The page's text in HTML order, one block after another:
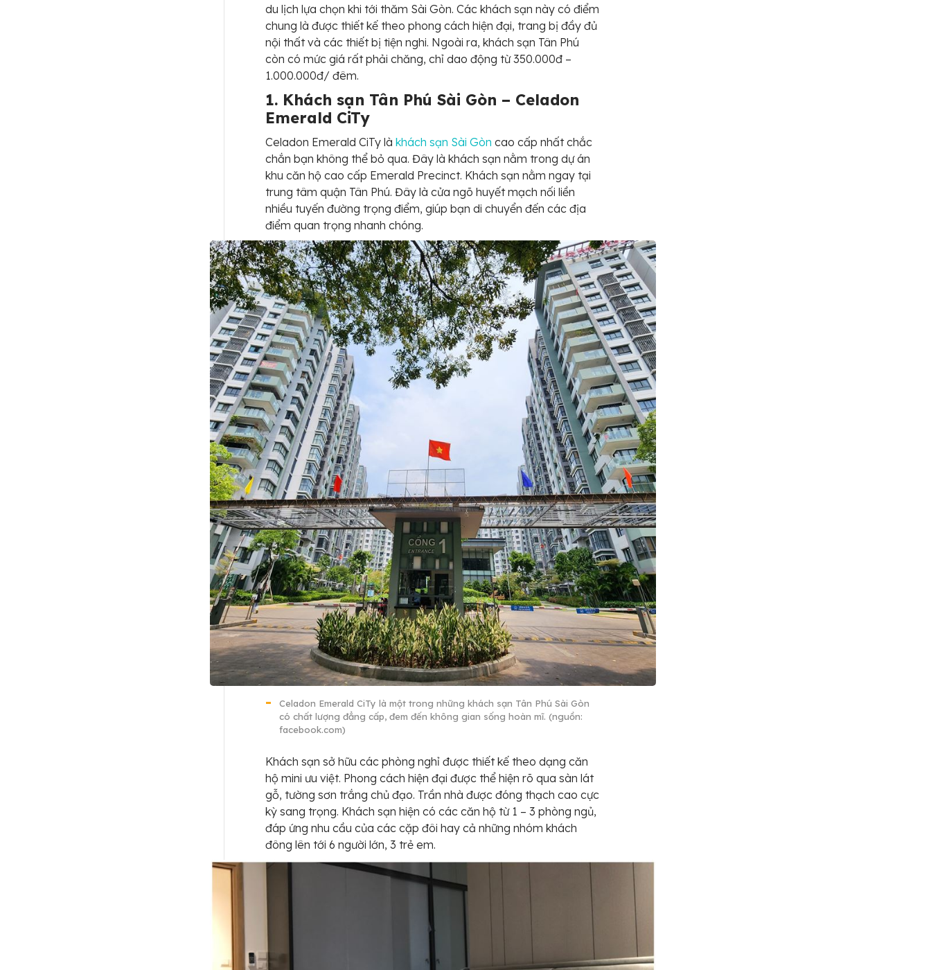
du lịch lựa chọn khi tới thăm Sài Gòn. Các khách sạn này có điểm
chung là được thiết kế theo phong cách hiện đại, trang bị đầy đủ
nội thất và các thiết bị tiện nghi. Ngoài ra, khách sạn Tân Phú
còn có mức giá rất phải chăng, chỉ dao động từ 350.000đ –
1.000.000đ/ đêm.
1. Khách sạn Tân Phú Sài Gòn – Celadon
Emerald CiTy
Celadon Emerald CiTy là khách sạn Sài Gòn cao cấp nhất chắc
chắn bạn không thể bỏ qua. Đây là khách sạn nằm trong dự án
khu căn hộ cao cấp Emerald Precinct. Khách sạn nằm ngay tại
trung tâm quận Tân Phú. Đây là cửa ngõ huyết mạch nối liền
nhiều tuyến đường trọng điểm, giúp bạn di chuyển đến các địa
điểm quan trọng nhanh chóng.
Celadon Emerald CiTy là một trong những khách sạn Tân Phú Sài Gòn
có chất lượng đẳng cấp, đem đến không gian sống hoàn mĩ. (nguồn:
facebook.com)
Khách sạn sở hữu các phòng nghỉ được thiết kế theo dạng căn
hộ mini ưu việt. Phong cách hiện đại được thể hiện rõ qua sàn lát
gỗ, tường sơn trắng chủ đạo. Trần nhà được đóng thạch cao cực
kỳ sang trọng. Khách sạn hiện có các căn hộ từ 1 – 3 phòng ngủ,
đáp ứng nhu cầu của các cặp đôi hay cả những nhóm khách
đông lên tới 6 người lớn, 3 trẻ em.